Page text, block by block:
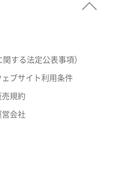
する法定公表事項）
ェブサイト利用条件
売規約
営会社